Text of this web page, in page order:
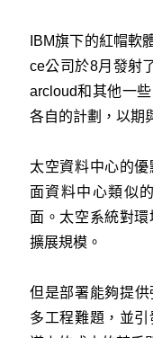
IBM旗下的紅帽軟
ce公司於8月發射
arcloud和其他一
各自的計劃，以期
太空資料中心的
面資料中心類似
面。太空系統對
擴展規模。
但是部署能夠提
多工程難題，並